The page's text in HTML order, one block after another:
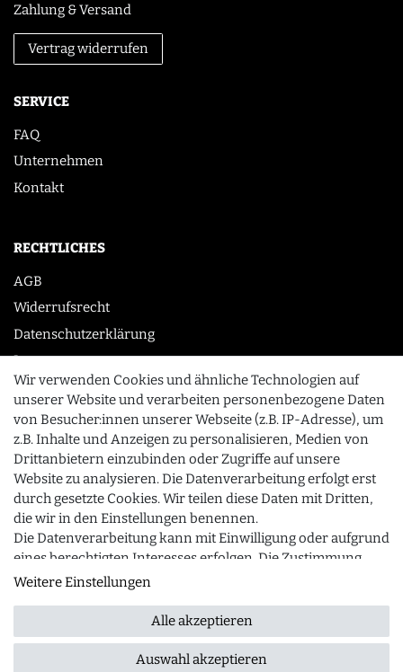
Zahlung & Versand
Vertrag widerrufen
SERVICE
FAQ
Unternehmen
Kontakt
RECHTLICHES
AGB
Widerrufsrecht
Datenschutzerklärung
Impressum
KONTAKT
0355 /28913232
info@gourmeo24.com
Gubener Straße 19, 03042 Cottbus
© 2026 gourmeo24.com
Alle Preise inkl. MwSt., zzgl. Versandkosten
Wir verwenden Cookies und ähnliche Technologien auf
unserer Website und verarbeiten personenbezogene Daten
von Besucher:innen unserer Webseite (z.B. IP-Adresse), um
z.B. Inhalte und Anzeigen zu personalisieren, Medien von
Drittanbietern einzubinden oder Zugriffe auf unsere
Website zu analysieren. Die Datenverarbeitung erfolgt erst
durch gesetzte Cookies. Wir teilen diese Daten mit Dritten,
die wir in den Einstellungen benennen.
Die Datenverarbeitung kann mit Einwilligung oder aufgrund
eines berechtigten Interesses erfolgen. Die Zustimmung
kann erteilt oder abgelehnt werden. Es besteht das Recht,
Zeitpunkt zu ändern oder zu widerrufen. Beachten Sie
unserImpressumund weitere Hinweise zur Verwendung
personenbezogener Daten in unsererDaten­schutz­
Weitere Einstellungen
Alle akzeptieren
Auswahl akzeptieren
SCHLIESSEN